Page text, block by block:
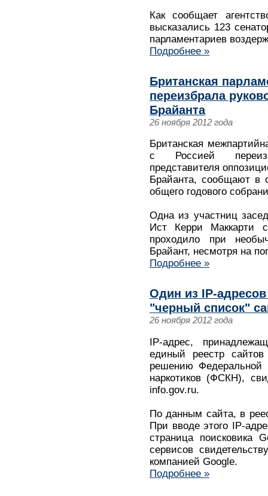
Как сообщает
высказались 123
парламентариев
Подробнее »
Британская
переизбрала
Брайанта
26 ноября 2012 года
Британская
с Россией
представителя
Брайанта, сообщают в
общего годового
Одна из участниц
Ист Керри Маккарти
проходило при
Брайант, несмотря на
Подробнее »
Один из IP-
"черный список"
26 ноября 2012 года
IP-адрес,
единый реестр
решению Федеральной
наркотиков (ФСКН),
info.gov.ru.
По данным сайта, в
При вводе этого IP-
страница поисковика
сервисов
компанией Google.
Подробнее »